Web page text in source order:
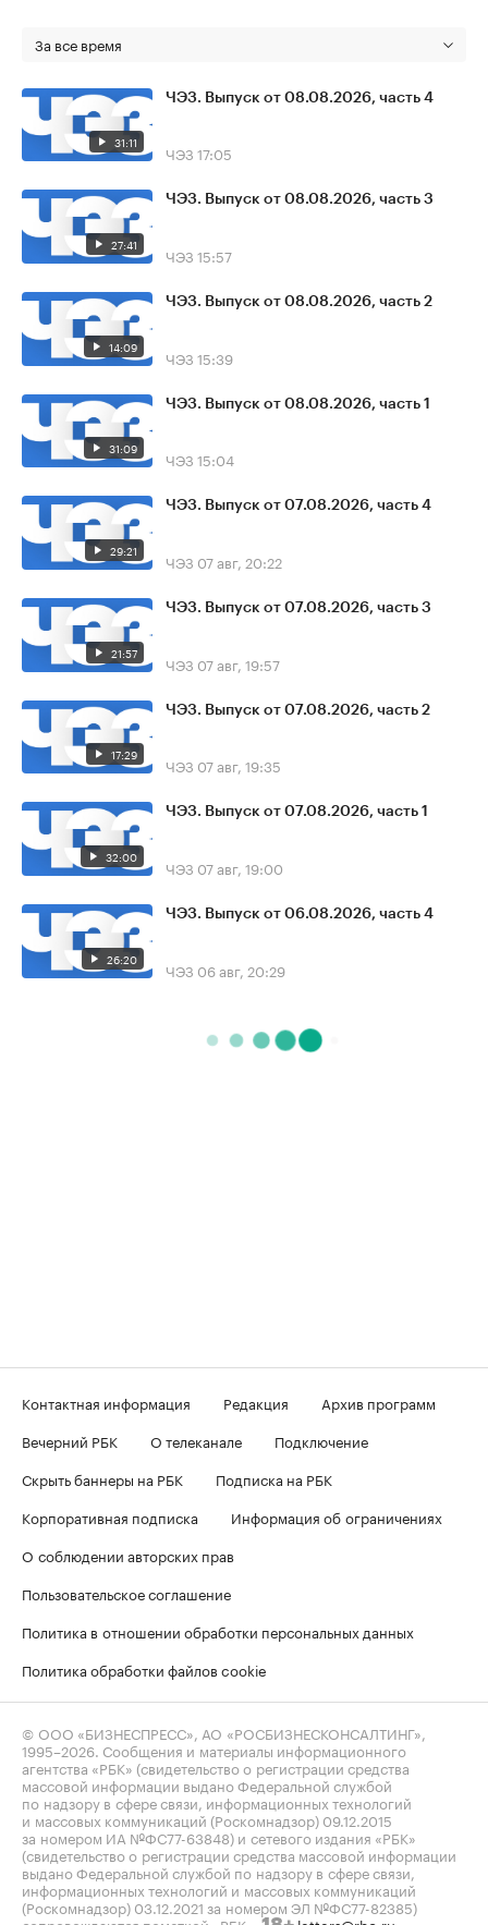
За все время
31:11
ЧЭЗ. Выпуск от 08.08.2026, часть 4
ЧЭЗ 17:05
27:41
ЧЭЗ. Выпуск от 08.08.2026, часть 3
ЧЭЗ 15:57
14:09
ЧЭЗ. Выпуск от 08.08.2026, часть 2
ЧЭЗ 15:39
31:09
ЧЭЗ. Выпуск от 08.08.2026, часть 1
ЧЭЗ 15:04
29:21
ЧЭЗ. Выпуск от 07.08.2026, часть 4
ЧЭЗ 07 авг, 20:22
21:57
ЧЭЗ. Выпуск от 07.08.2026, часть 3
ЧЭЗ 07 авг, 19:57
17:29
ЧЭЗ. Выпуск от 07.08.2026, часть 2
ЧЭЗ 07 авг, 19:35
32:00
ЧЭЗ. Выпуск от 07.08.2026, часть 1
ЧЭЗ 07 авг, 19:00
26:20
ЧЭЗ. Выпуск от 06.08.2026, часть 4
ЧЭЗ 06 авг, 20:29
Контактная информация Редакция
Архив программ
Вечерний РБК
О телеканале
Подключение
Скрыть баннеры на РБК
Подписка на РБК
Корпоративная подписка
Информация об ограничениях
О соблюдении авторских прав
Пользовательское соглашение
Политика в отношении обработки персональных данных
Политика обработки файлов cookie
© ООО «БИЗНЕСПРЕСС», АО «РОСБИЗНЕСКОНСАЛТИНГ»,
1995–2026 . Сообщения и материалы информационного
агентства «РБК» (свидетельство о регистрации средства
массовой информации выдано Федеральной службой
по надзору в сфере связи, информационных технологий
и массовых коммуникаций (Роскомнадзор) 09.12.2015
за номером ИА №ФС77-63848) и сетевого издания «РБК»
(свидетельство о регистрации средства массовой информации
выдано Федеральной службой по надзору в сфере связи,
информационных технологий и массовых коммуникаций
(Роскомнадзор) 03.12.2021 за номером ЭЛ №ФС77-82385)